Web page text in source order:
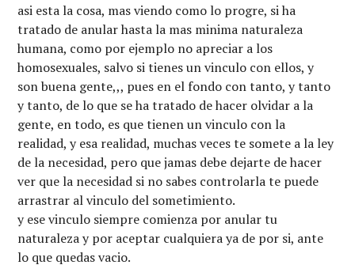
asi esta la cosa, mas viendo como lo progre, si ha
tratado de anular hasta la mas minima naturaleza
humana, como por ejemplo no apreciar a los
homosexuales, salvo si tienes un vinculo con ellos, y
son buena gente,,, pues en el fondo con tanto, y tanto
y tanto, de lo que se ha tratado de hacer olvidar a la
gente, en todo, es que tienen un vinculo con la
realidad, y esa realidad, muchas veces te somete a la ley
de la necesidad, pero que jamas debe dejarte de hacer
ver que la necesidad si no sabes controlarla te puede
arrastrar al vinculo del sometimiento.
y ese vinculo siempre comienza por anular tu
naturaleza y por aceptar cualquiera ya de por si, ante
lo que quedas vacio.